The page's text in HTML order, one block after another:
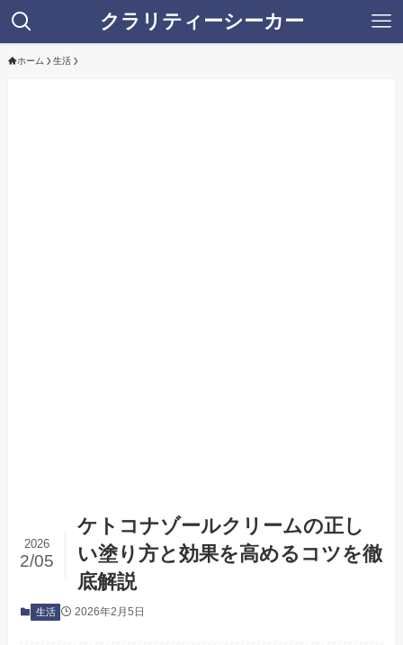
クラリティーシーカー
ホーム 生活
ケトコナゾールクリームの正し
い塗り方と効果を高めるコツを徹
底解説
2026
2/05
生活 2026年2月5日